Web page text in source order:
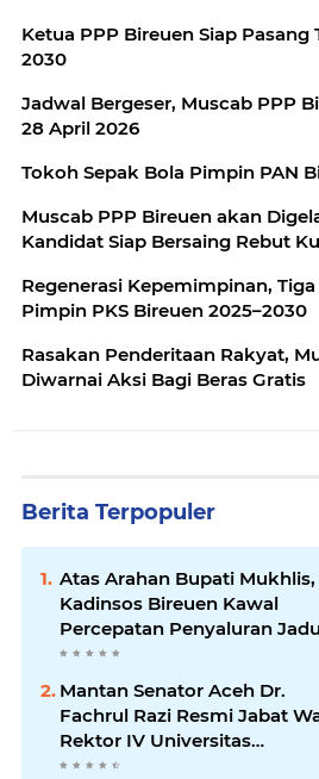
Ketua PPP Bireuen Siap Pasang
2030
Jadwal Bergeser, Muscab PPP
28 April 2026
Tokoh Sepak Bola Pimpin PAN
Muscab PPP Bireuen akan
Kandidat Siap Bersaing Rebut
Regenerasi Kepemimpinan,
Pimpin PKS Bireuen 2025–2030
Rasakan Penderitaan Rakyat,
Diwarnai Aksi Bagi Beras Gratis
Berita Terpopuler
Atas Arahan Bupati
Kadinsos Bireuen Kawal
Percepatan Penyaluran
Intens Berkoordinasi dengan
Mantan Senator Aceh Dr.
Fachrul Razi Resmi Jabat
Rektor IV Universitas
Kartamulia Purwakarta